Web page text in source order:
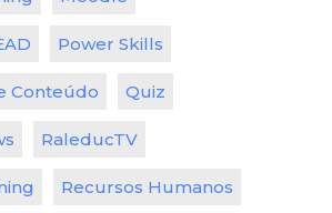
Power Skills
Conteúdo Quiz
RaleducTV
Recursos Humanos